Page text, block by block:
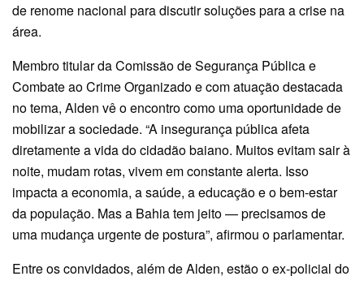
de renome nacional para discutir soluções para a crise na
área.
Membro titular da Comissão de Segurança Pública e
Combate ao Crime Organizado e com atuação destacada
no tema, Alden vê o encontro como uma oportunidade de
mobilizar a sociedade. “A insegurança pública afeta
diretamente a vida do cidadão baiano. Muitos evitam sair à
noite, mudam rotas, vivem em constante alerta. Isso
impacta a economia, a saúde, a educação e o bem-estar
da população. Mas a Bahia tem jeito — precisamos de
uma mudança urgente de postura”, afirmou o parlamentar.
Entre os convidados, além de Alden, estão o ex-policial do